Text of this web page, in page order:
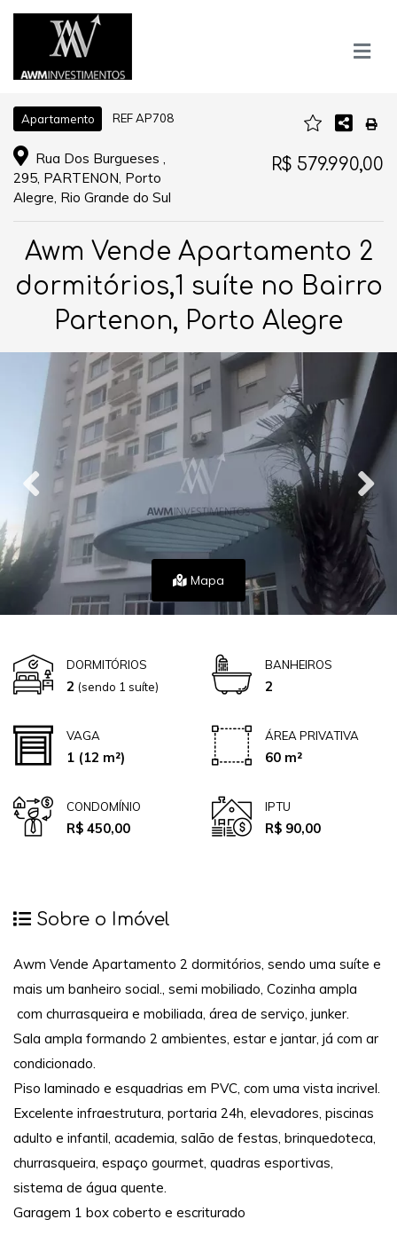
Apartamento REF AP708
Rua Dos Burgueses ,
295, PARTENON, Porto
Alegre, Rio Grande do Sul
R$ 579.990,00
Awm Vende Apartamento 2
dormitórios,1 suíte no Bairro
Partenon, Porto Alegre
Mapa
DORMITÓRIOS
2 (sendo 1 suíte)
BANHEIROS
2
VAGA
1 (12 m²)
ÁREA PRIVATIVA
60 m²
CONDOMÍNIO
R$ 450,00
IPTU
R$ 90,00
Sobre o Imóvel
Awm Vende Apartamento 2 dormitórios, sendo uma suíte e
mais um banheiro social., semi mobiliado, Cozinha ampla
com churrasqueira e mobiliada, área de serviço, junker.
Sala ampla formando 2 ambientes, estar e jantar, já com ar
condicionado.
Piso laminado e esquadrias em PVC, com uma vista incrivel.
Excelente infraestrutura, portaria 24h, elevadores, piscinas
adulto e infantil, academia, salão de festas, brinquedoteca,
churrasqueira, espaço gourmet, quadras esportivas,
sistema de água quente.
Garagem 1 box coberto e escriturado